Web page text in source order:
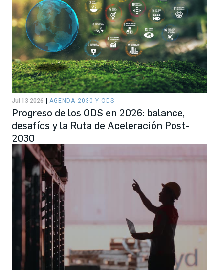
Jul 13 2026 AGENDA 2030 Y ODS
Progreso de los ODS en 2026: balance,
desafíos y la Ruta de Aceleración Post-
2030